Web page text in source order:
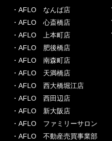
・AFLO なんば店
・AFLO 心斎橋店
・AFLO 上本町店
・AFLO 肥後橋店
・AFLO 南森町店
・AFLO 天満橋店
・AFLO 西大橋堀江店
・AFLO 西田辺店
・AFLO 新大阪店
・AFLO ファミリーサロン
・AFLO 不動産売買事業部